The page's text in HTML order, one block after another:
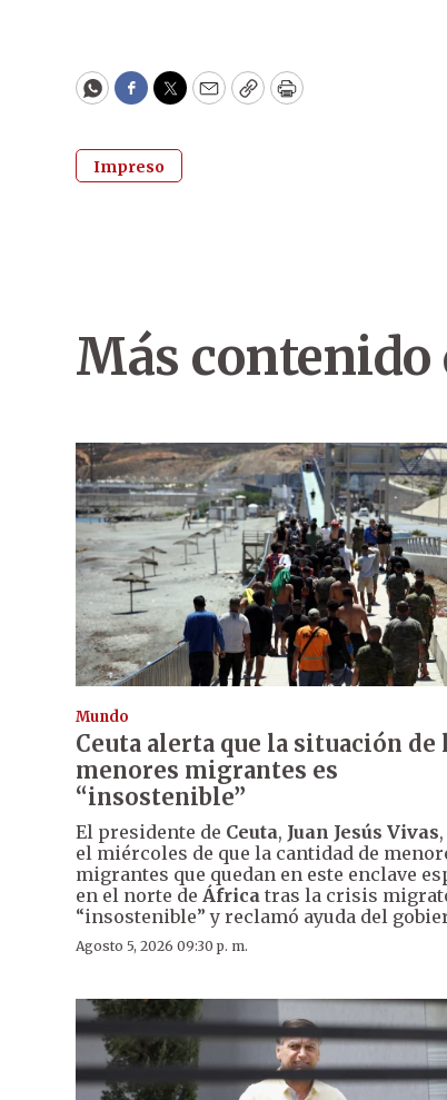
WhatsApp
Facebook
Twitter
EmailCopyPrint
Impreso
Más contenido
Mundo
Ceuta alerta que la situación de
menores migrantes es
“insostenible”
El presidente de Ceuta, Juan Jesús Vivas
el miércoles de que la cantidad de
migrantes que quedan en este enclave
en el norte de África tras la crisis
“insostenible” y reclamó ayuda del
Agosto 5, 2026 09:30 p. m.